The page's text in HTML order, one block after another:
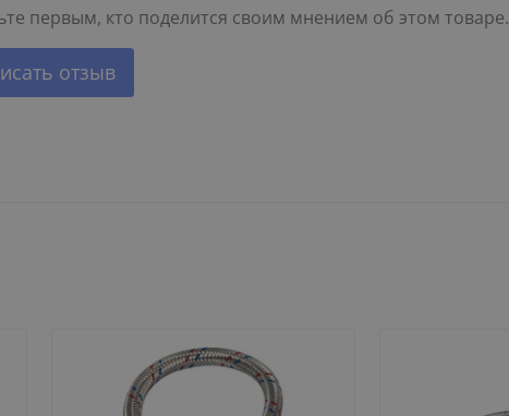
первым, кто поделится своим мнением об этом товаре.
отзыв